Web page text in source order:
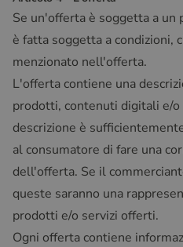
Se un'offerta è soggetta a
è fatta soggetta a condizioni,
menzionato nell'offerta.
L'offerta contiene una
prodotti, contenuti digitali e/
descrizione è
al consumatore di fare una
dell'offerta. Se il
queste saranno una
prodotti e/o servizi offerti.
Ogni offerta contiene